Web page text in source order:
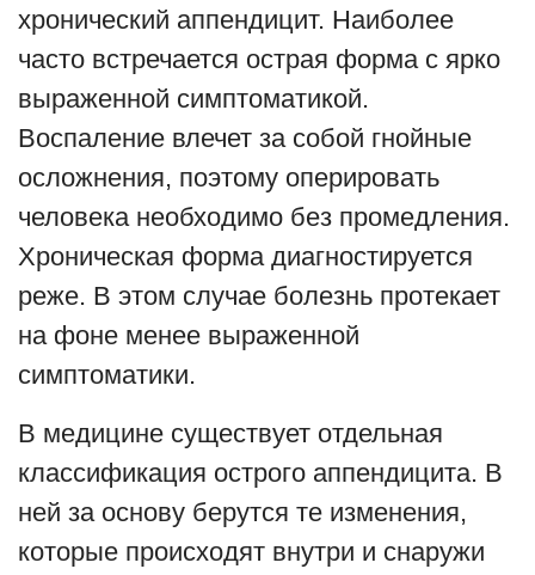
хронический аппендицит. Наиболее
часто встречается острая форма с ярко
выраженной симптоматикой.
Воспаление влечет за собой гнойные
осложнения, поэтому оперировать
человека необходимо без промедления.
Хроническая форма диагностируется
реже. В этом случае болезнь протекает
на фоне менее выраженной
симптоматики.
В медицине существует отдельная
классификация острого аппендицита. В
ней за основу берутся те изменения,
которые происходят внутри и снаружи